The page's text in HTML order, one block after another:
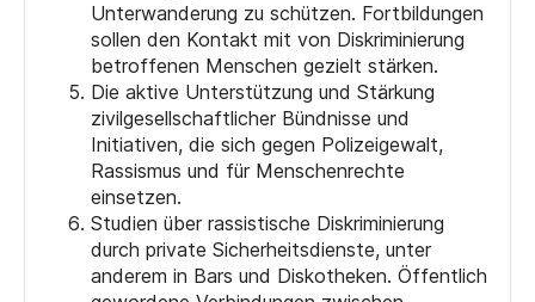
Unterwanderung zu schützen. Fortbildungen
sollen den Kontakt mit von Diskriminierung
betroffenen Menschen gezielt stärken.
Die aktive Unterstützung und Stärkung
zivilgesellschaftlicher Bündnisse und
Initiativen, die sich gegen Polizeigewalt,
Rassismus und für Menschenrechte
einsetzen.
Studien über rassistische Diskriminierung
durch private Sicherheitsdienste, unter
anderem in Bars und Diskotheken. Öffentlich